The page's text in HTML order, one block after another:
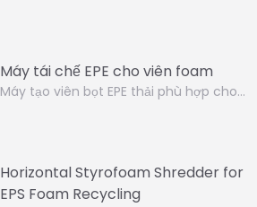
Máy tái chế EPE cho viên foam
Máy tạo viên bọt EPE thải phù hợp cho…
Horizontal Styrofoam Shredder for
EPS Foam Recycling